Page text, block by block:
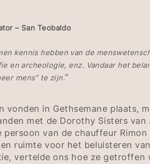
– San Teobaldo
kennis hebben van de
en archeologie, enz. Vandaar het
mens” te zijn.”
vonden in Gethsemane plaats,
met de Dorothy Sisters
persoon van de chauffeur
ruimte voor het beluisteren
vertelde ons hoe ze